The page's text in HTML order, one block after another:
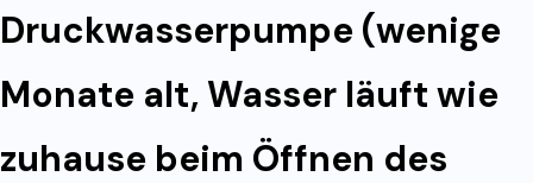
Druckwasserpumpe (wenige
Monate alt, Wasser läuft wie
zuhause beim Öffnen des